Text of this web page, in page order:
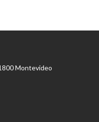
Montevideo